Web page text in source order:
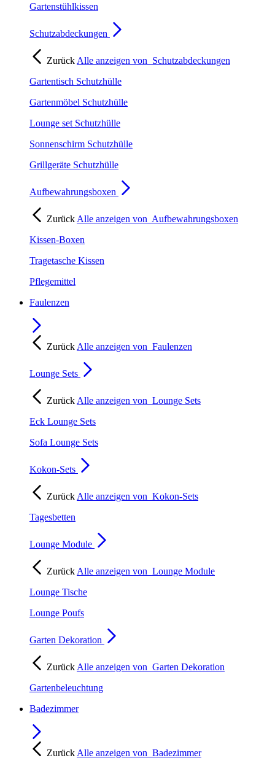
Gartenstühlkissen
Schutzabdeckungen
Zurück Alle anzeigen von Schutzabdeckungen
Gartentisch Schutzhülle
Gartenmöbel Schutzhülle
Lounge set Schutzhülle
Sonnenschirm Schutzhülle
Grillgeräte Schutzhülle
Aufbewahrungsboxen
Zurück Alle anzeigen von Aufbewahrungsboxen
Kissen-Boxen
Tragetasche Kissen
Pflegemittel
Faulenzen
Zurück Alle anzeigen von Faulenzen
Lounge Sets
Zurück Alle anzeigen von Lounge Sets
Eck Lounge Sets
Sofa Lounge Sets
Kokon-Sets
Zurück Alle anzeigen von Kokon-Sets
Tagesbetten
Lounge Module
Zurück Alle anzeigen von Lounge Module
Lounge Tische
Lounge Poufs
Garten Dekoration
Zurück Alle anzeigen von Garten Dekoration
Gartenbeleuchtung
Badezimmer
Zurück Alle anzeigen von Badezimmer